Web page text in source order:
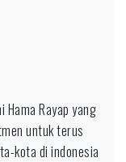
Hama Rayap yang
untuk terus
kota di indonesia